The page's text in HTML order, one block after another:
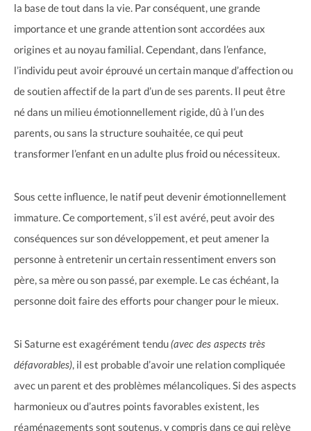
la base de tout dans la vie. Par conséquent, une grande
importance et une grande attention sont accordées aux
origines et au noyau familial. Cependant, dans l’enfance,
l’individu peut avoir éprouvé un certain manque d’affection ou
de soutien affectif de la part d’un de ses parents. Il peut être
né dans un milieu émotionnellement rigide, dû à l’un des
parents, ou sans la structure souhaitée, ce qui peut
transformer l’enfant en un adulte plus froid ou nécessiteux.
Sous cette influence, le natif peut devenir émotionnellement
immature. Ce comportement, s’il est avéré, peut avoir des
conséquences sur son développement, et peut amener la
personne à entretenir un certain ressentiment envers son
père, sa mère ou son passé, par exemple. Le cas échéant, la
personne doit faire des efforts pour changer pour le mieux.
Si Saturne est exagérément tendu(avec des aspects très
défavorables), il est probable d’avoir une relation compliquée
avec un parent et des problèmes mélancoliques. Si des aspects
harmonieux ou d’autres points favorables existent, les
réaménagements sont soutenus, y compris dans ce qui relève